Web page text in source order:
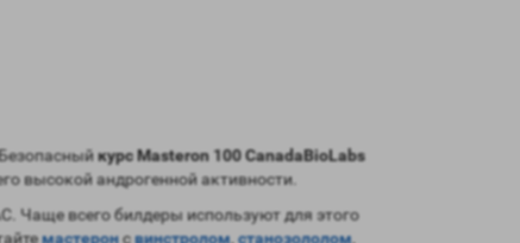
курс Masteron 100 CanadaBioLabs
высокой андрогенной активности.
Чаще всего билдеры используют для этого
мастеронсвинстролом,станозололом,